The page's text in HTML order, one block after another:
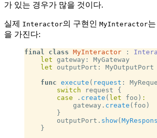
가 있는 경우가 많을 것이다.
실제 Interactor의 구현인 MyInteractor
을 가진다:
final class MyInteractor :
    let
gateway: MyGateway
    let
outputPort: MyOutputPort
    func
execute ( request :
        switch
request {
        case
. create ( let foo) :
            gateway.
create (foo)
        }
        outputPort.
show(
    }